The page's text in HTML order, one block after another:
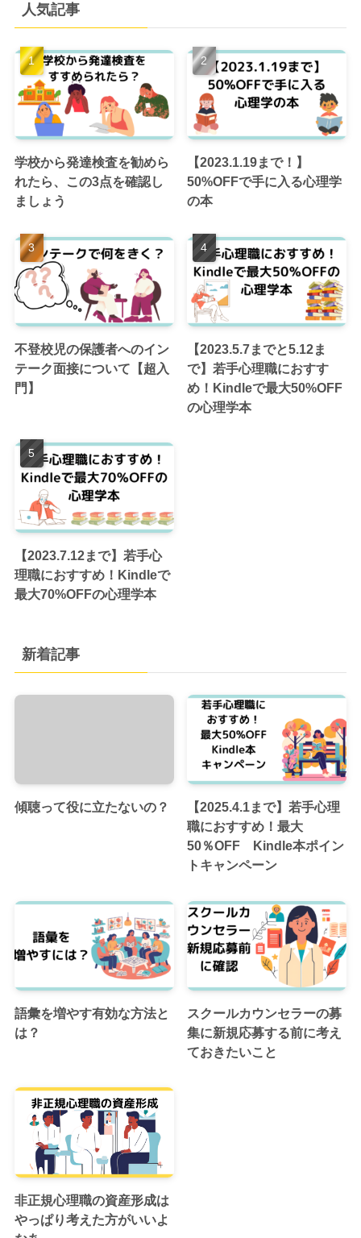
人気記事
学校から発達検査を勧めら
れたら、この3点を確認し
ましょう
【2023.1.19まで！】
50%OFFで手に入る心理学
の本
不登校児の保護者へのイン
テーク面接について【超入
門】
【2023.5.7までと5.12ま
で】若手心理職におすす
め！Kindleで最大50%OFF
の心理学本
【2023.7.12まで】若手心
理職におすすめ！Kindleで
最大70%OFFの心理学本
新着記事
傾聴って役に立たないの？
【2025.4.1まで】若手心理
職におすすめ！最大
50％OFF Kindle本ポイン
トキャンペーン
語彙を増やす有効な方法と
は？
スクールカウンセラーの募
集に新規応募する前に考え
ておきたいこと
非正規心理職の資産形成は
やっぱり考えた方がいいよ